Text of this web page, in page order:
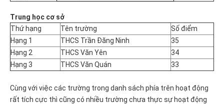
Trung học cơ sở
Thứ hạng
Tên trường
Số điểm
Hạng 1
THCS Trần Đăng Ninh
35
Hạng 2
THCS Văn Yên
34
Hạng 3
THCS Văn Quán 33
Cùng với việc các trường trong danh sách phía trên hoạt động
rất tích cực thì cũng có nhiều trường chưa thực sự hoạt động